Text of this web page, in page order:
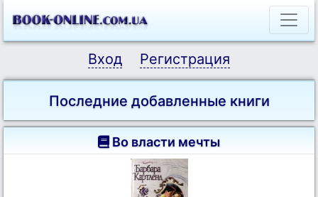
Вход Регистрация
Последние добавленные книги
Во власти мечты